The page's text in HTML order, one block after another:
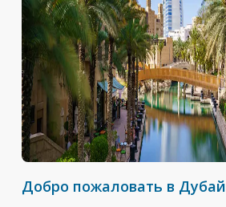
Добро пожаловать в Дубай